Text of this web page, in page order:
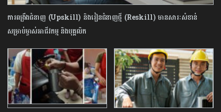
ការពង្រឹងជំនាញ (Upskill) និងរៀនជំនាញថ្មី (Reskill) មានសារៈសំខាន់
សម្រាប់ម្ចាស់អាជីវកម្ម និងបុគ្គលិក